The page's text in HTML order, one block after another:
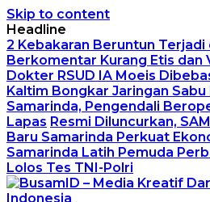
Skip to content
Headline
2 Kebakaran Beruntun Terjadi
Berkomentar Kurang Etis dan
Dokter RSUD IA Moeis
Kaltim Bongkar Jaringan Sabu
Samarinda, Pengendali
Lapas Resmi Diluncurkan,
Baru Samarinda Perkuat
Samarinda Latih Pemuda
Lolos Tes TNI-Polri